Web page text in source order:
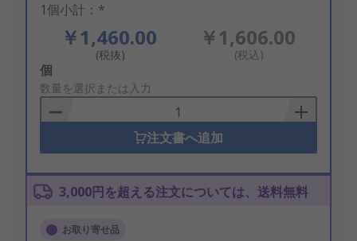
1個小計：*
￥1,460.00
(税抜)
￥1,606.00
(税込)
Add
to
Basket
個
数量を選択または入力
注文書へ追加
3,000円を超える注文については、送料無料
お取り寄せ品